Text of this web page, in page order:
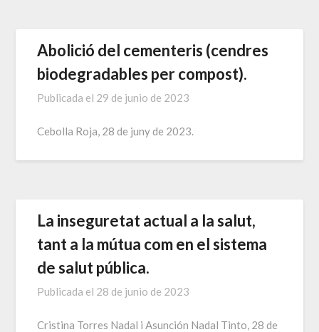
Abolició del cementeris (cendres
biodegradables per compost).
Publicada el 29 de junio de 2023
Cebolla Roja, 28 de juny de 2023.
La inseguretat actual a la salut,
tant a la mútua com en el sistema
de salut pública.
Publicada el 28 de junio de 2023
Cristina Torres Nadal i Asunción Nadal Tinto, 28 de